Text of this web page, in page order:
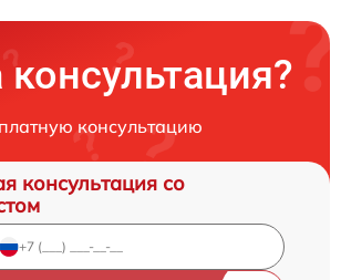
консультацию
консультация со